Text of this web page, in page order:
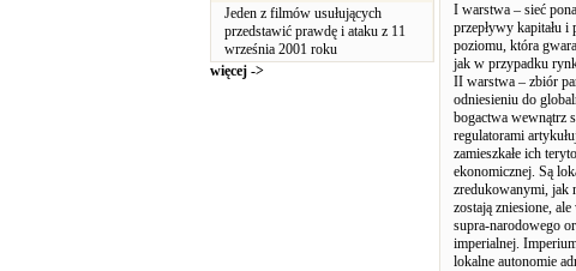
Jeden z filmów usułujących
przedstawić prawdę i ataku z 11
września 2001 roku
więcej ->
I warstwa – sieć
przepływy kapitału
poziomu, która
jak w przypadku
II warstwa – zbiór
odniesieniu do
bogactwa wewnątrz
regulatorami
zamieszkałe ich
ekonomicznej. Są
zredukowanymi, jak
zostają zniesione,
supra-narodowego
imperialnej.
lokalne autonomie